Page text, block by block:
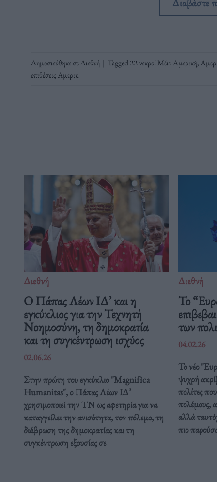
Δημοσιεύθηκε σεΔιεθνή | Tagged22 νεκροί Μέιν Αμερική,
επιθέσεις Αμερικ
Διεθνή
Ο Πάπας Λέων ΙΔ’ και η
εγκύκλιος για την Τεχνητή
Νοημοσύνη, τη δημοκρατία
και τη συγκέντρωση ισχύος
02.06.26
Στην πρώτη του εγκύκλιο "Magnifica
Humanitas", ο Πάπας Λέων ΙΔ’
χρησιμοποιεί την ΤΝ ως αφετηρία για να
καταγγείλει την ανισότητα, τον πόλεμο, τη
διάβρωση της δημοκρατίας και τη
συγκέντρωση εξουσίας σε
Διεθνή
Το
των
04.02.26
Το νέο
ψυχρή
πολίτες
πολέμους,
αλλά
πιο